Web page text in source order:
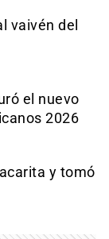
vaivén del
el nuevo
2026
y tomó